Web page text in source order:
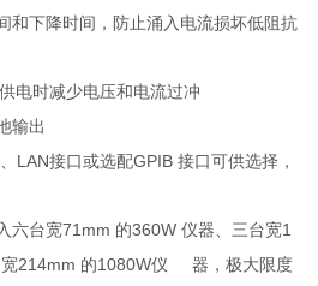
和下降时间，防止涌入电流损坏低阻抗
电时减少电压和电流过冲
输出
LAN接口或选配GPIB 接口可供选择，
六台宽71mm 的360W 仪器、三台宽1
宽214mm 的1080W仪 器，极大限度